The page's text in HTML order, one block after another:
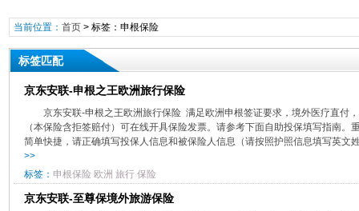
当前位置： 首页> 标签：申根保险
标签匹配
京东安联-申根之王欧洲旅行保险
京东安联-申根之王欧洲旅行保险 满足欧洲申根签证要求，境外医疗直付
（本保险含拒签赔付）可在线开具保险发票。请参考下面自助投保填写指南
简单快捷，请正确填写投保人信息和被保险人信息（请按照护照信息填写英文
>>
标签： 申根保险 欧洲 旅行 保险
京东安联-至尊保境外旅游保险